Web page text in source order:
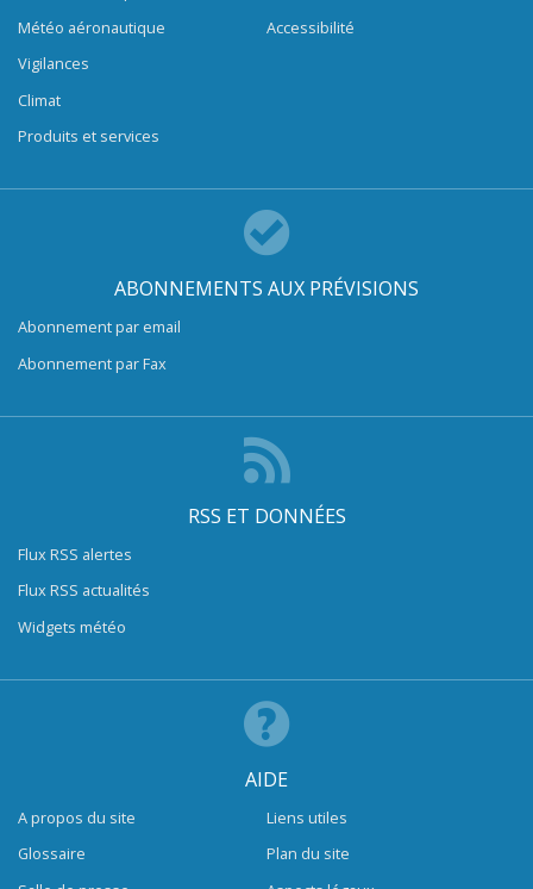
Météo aéronautique
Vigilances
Climat
Produits et services
Accessibilité
ABONNEMENTS AUX PRÉVISIONS
Abonnement par email
Abonnement par Fax
RSS ET DONNÉES
Flux RSS alertes
Flux RSS actualités
Widgets météo
AIDE
A propos du site
Glossaire
Liens utiles
Plan du site